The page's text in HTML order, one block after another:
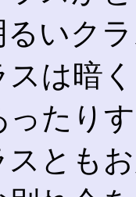
いク
スは
たり
スとも